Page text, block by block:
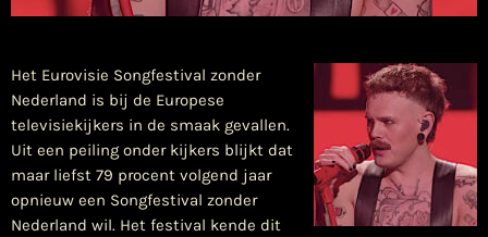
Het Eurovisie Songfestival zonder
Nederland is bij de Europese
televisiekijkers in de smaak gevallen.
Uit een peiling onder kijkers blijkt dat
maar liefst 79 procent volgend jaar
opnieuw een Songfestival zonder
Nederland wil. Het festival kende dit